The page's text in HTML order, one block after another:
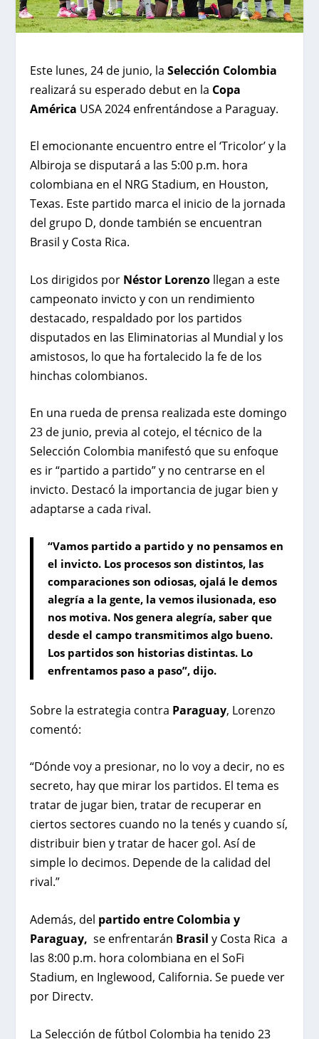
Este lunes, 24 de junio, laSelección Colombia
realizará su esperado debut en la Copa
América USA 2024 enfrentándose a Paraguay.
El emocionante encuentro entre el ‘Tricolor’ y la
Albiroja se disputará a las 5:00 p.m. hora
colombiana en el NRG Stadium, en Houston,
Texas. Este partido marca el inicio de la jornada
del grupo D, donde también se encuentran
Brasil y Costa Rica.
Los dirigidos por Néstor Lorenzo llegan a este
campeonato invicto y con un rendimiento
destacado, respaldado por los partidos
disputados en las Eliminatorias al Mundial y los
amistosos, lo que ha fortalecido la fe de los
hinchas colombianos.
En una rueda de prensa realizada este domingo
23 de junio, previa al cotejo, el técnico de la
Selección Colombia manifestó que su enfoque
es ir “partido a partido” y no centrarse en el
invicto. Destacó la importancia de jugar bien y
adaptarse a cada rival.
“Vamos partido a partido y no pensamos en
el invicto. Los procesos son distintos, las
comparaciones son odiosas, ojalá le demos
alegría a la gente, la vemos ilusionada, eso
nos motiva. Nos genera alegría, saber que
desde el campo transmitimos algo bueno.
Los partidos son historias distintas. Lo
enfrentamos paso a paso”, dijo.
Sobre la estrategia contra Paraguay, Lorenzo
comentó:
“Dónde voy a presionar, no lo voy a decir, no es
secreto, hay que mirar los partidos. El tema es
tratar de jugar bien, tratar de recuperar en
ciertos sectores cuando no la tenés y cuando sí,
distribuir bien y tratar de hacer gol. Así de
simple lo decimos. Depende de la calidad del
rival.”
Además, del partido entre Colombia y
Paraguay, se enfrentarán Brasil y Costa Rica a
las 8:00 p.m. hora colombiana en el SoFi
Stadium, en Inglewood, California. Se puede ver
por Directv.
La Selección de fútbol Colombia ha tenido 23